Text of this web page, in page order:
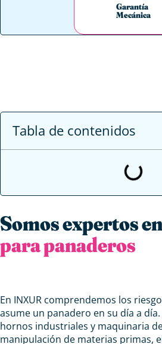
Garantía
Mecánica
Tabla de contenidos
Somos expertos en
para panaderos
En INXUR comprendemos los
asume un panadero en su día a
hornos industriales y maquinaria
manipulación de materias primas,